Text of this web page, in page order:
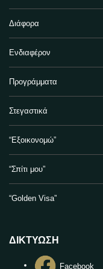
Διάφορα
Ενδιαφέρον
Προγράμματα
Στεγαστικά
“Εξοικονομώ”
“Σπίτι μου”
“Golden Visa”
ΔΙΚΤΥΩΣΗ
Facebook